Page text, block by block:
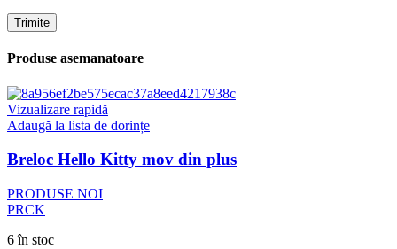
Produse asemanatoare
Vizualizare rapidă
Adaugă la lista de dorințe
Breloc Hello Kitty mov din plus
PRODUSE NOI
PRCK
6 în stoc